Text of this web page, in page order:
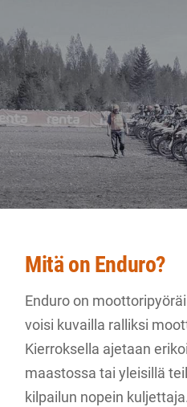
Mitä on Enduro?
Enduro on
voisi kuvailla ralliksi
Kierroksella ajetaan
maastossa tai yleisillä
kilpailun nopein